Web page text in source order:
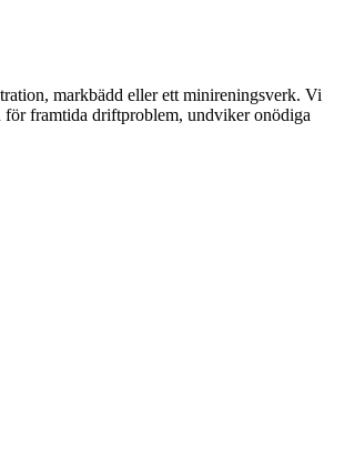
markbädd eller ett minireningsverk. Vi
framtida driftproblem, undviker onödiga